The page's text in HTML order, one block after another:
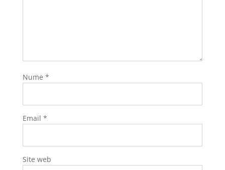
Nume *
Email *
Site web